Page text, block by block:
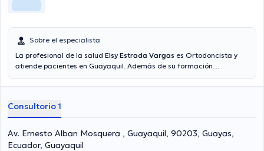
Sobre el especialista
La profesional de la salud Elsy Estrada Vargas es Ortodoncista y
atiende pacientes en Guayaquil. Además de su formación
en su área de especialidad. La Dra. tiene varios años de experiencia
como miembro de diversas asociaciones médicas. Elsy Estrada
Vargas ha intervenido en cuantiosas conferencias con miras a
tener una formación continua en su ámbito de especialización y ha
compartido diversas ediciones.
Consultorio 1
Av. Ernesto Alban Mosquera , Guayaquil, 90203, Guayas,
Ecuador, Guayaquil